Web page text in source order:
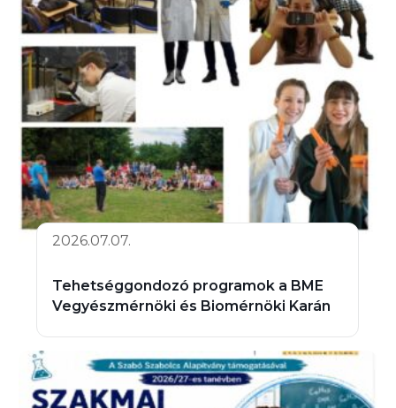
2026.07.07.
Tehetséggondozó programok a BME
Vegyészmérnöki és Biomérnöki Karán